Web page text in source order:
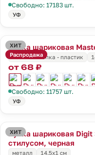
Свободно: 17183 шт.
УФ
ХИТ
Распродажа
Ручка шариковая
носик и кнопка - пластик
от 68 ₽
Свободно: 11757 шт.
УФ
ХИТ
Ручка шариковая Digit
стилусом, черная
металл 14,5х1 см